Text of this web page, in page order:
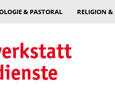
& PASTORAL RELIGION